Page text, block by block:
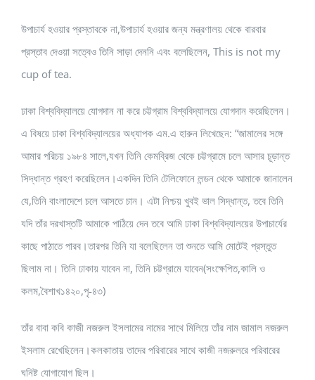
উপাচার্য হওয়ার প্রস্তাবকে না,উপাচার্য হওয়ার জন্য মন্ত্রণালয় থেকে বারবার
প্রস্তাব দেওয়া সত্বেও তিনি সাড়া দেননি এবং বলেছিলেন, This is not my
cup of tea.
ঢাকা বিশ্ববিদ্যালয়ে যোগদান না করে চট্টগ্রাম বিশ্ববিদ্যালয়ে যোগদান করেছিলেন।
এ বিষয়ে ঢাকা বিশ্ববিদ্যালয়ের অধ্যাপক এম.এ হারুন লিখেছেন: “জামালের সঙ্গে
আমার পরিচয় ১৯৮৪ সালে,যখন তিনি কেমব্রিজ থেকে চট্টগ্রামে চলে আসার চূড়ান্ত
সিদ্ধান্ত গ্রহণ করেছিলেন।একদিন তিনি টেলিফোনে লন্ডন থেকে আমাকে জানালেন
যে,তিনি বাংলাদেশে চলে আসতে চান। এটা নিশ্চয় খুবই ভাল সিদ্ধান্ত, তবে তিনি
যদি তাঁর দরখাস্তটি আমাকে পাঠিয়ে দেন তবে আমি ঢাকা বিশ্ববিদ্যালয়ের উপাচার্যের
কাছে পাঠাতে পারব।তারপর তিনি যা বলেছিলেন তা শুনতে আমি মোটেই প্রস্তুত
ছিলাম না। তিনি ঢাকায় যাবেন না, তিনি চট্টগ্রামে যাবেন(সংক্ষেপিত,কালি­ ও
কলম,বৈশাখ১৪২০,পৃ-৪৩)­
তাঁর বাবা কবি কাজী নজরুল ইসলামের নামের সাথে মিলিয়ে তাঁর নাম জামাল নজরুল
ইসলাম রেখেছিলেন।কলকাতায় তাদের পরিবারের সাথে কাজী নজরুলরে পরিবারের
ঘনিষ্ট যোগাযোগ ছিল।